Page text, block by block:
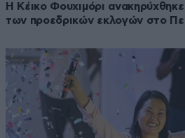
Η Κέικο Φουχιμόρι ανακηρύχθηκε
των προεδρικών εκλογών στο